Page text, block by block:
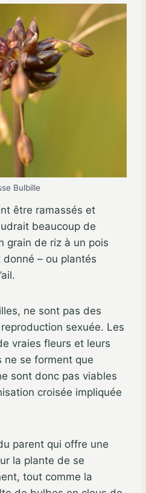
Bulbille
être ramassés et
beaucoup de
grain de riz à un pois
– ou plantés
ne sont pas des
sexuée. Les
vraies fleurs et leurs
ne se forment que
sont donc pas viables
croisée impliquée
parent qui offre une
la plante de se
tout comme la